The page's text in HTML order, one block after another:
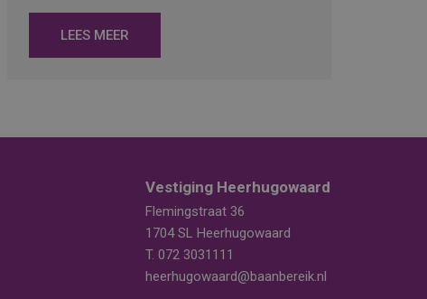
LEES MEER
Vestiging Heerhugowaard
Flemingstraat 36
1704 SL Heerhugowaard
T. 072 3031111
heerhugowaard@baanbereik.nl